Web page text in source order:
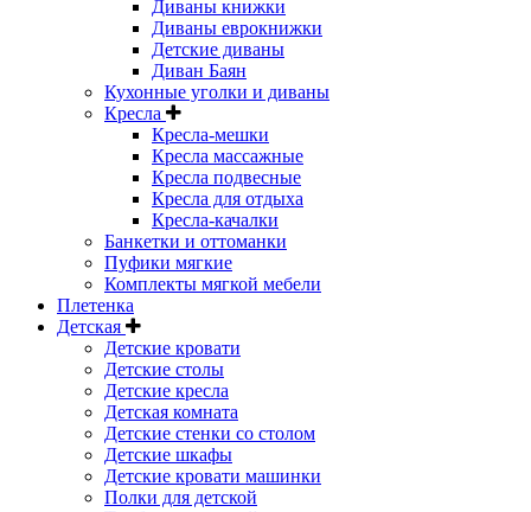
Диваны книжки
Диваны еврокнижки
Детские диваны
Диван Баян
Кухонные уголки и диваны
Кресла
Кресла-мешки
Кресла массажные
Кресла подвесные
Кресла для отдыха
Кресла-качалки
Банкетки и оттоманки
Пуфики мягкие
Комплекты мягкой мебели
Плетенка
Детская
Детские кровати
Детские столы
Детские кресла
Детская комната
Детские стенки со столом
Детские шкафы
Детские кровати машинки
Полки для детской